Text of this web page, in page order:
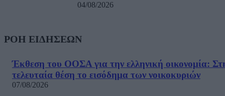
04/08/2026
ΡΟΗ ΕΙΔΗΣΕΩΝ
Έκθεση του ΟΟΣΑ για την ελληνική οικονομία:
τελευταία θέση το εισόδημα των νοικοκυριών
07/08/2026